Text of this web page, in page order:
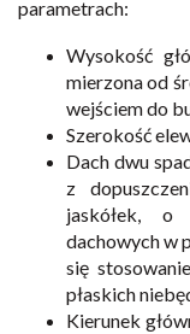
parametrach:
Wysokość
mierzona od
wejściem do
Szerokość
Dach dwu
z
jaskółek, o
dachowych w
się
płaskich
Kierunek